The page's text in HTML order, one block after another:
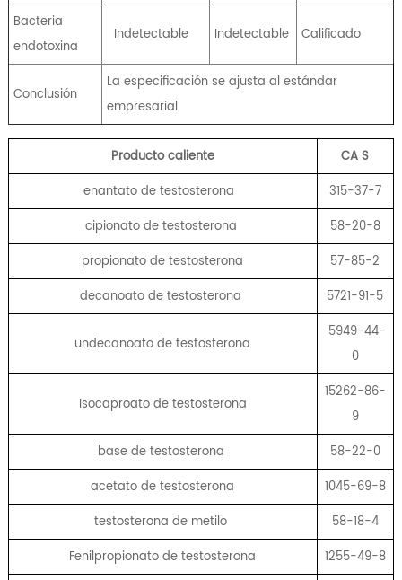
Bacteria
endotoxina
Indetectable Indetectable Calificado
Conclusión
La especificación se ajusta al estándar
empresarial
Producto caliente CAS
enantato de testosterona
315-37-7
cipionato de testosterona
58-20-8
propionato de testosterona
57-85-2
decanoato de testosterona
5721-91-5
undecanoato de testosterona
5949-44-
0
Isocaproato de testosterona
15262-86-
9
base de testosterona
58-22-0
acetato de testosterona
1045-69-8
testosterona de metilo
58-18-4
Fenilpropionato de testosterona
1255-49-8